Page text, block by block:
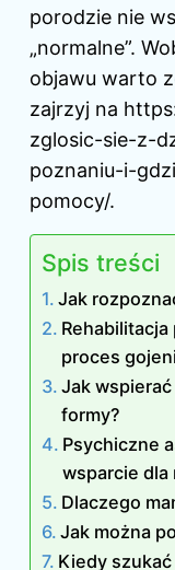
porodzie nie
„normalne”.
objawu warto
zajrzyj na
zglosic-sie-z-
poznaniu-i-
pomocy/.
Spis treści
Jak
proces
Jak
formy?
Psychiczne
wsparcie dla
Dlaczego
Jak można
Kiedy